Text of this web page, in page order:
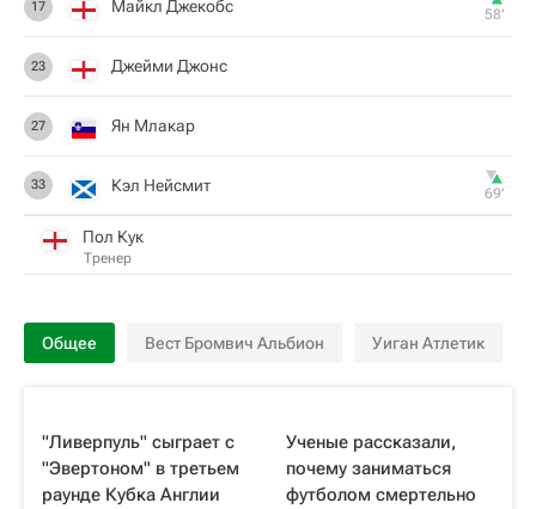
17 Майкл Джекобс 58‎’‎
23 Джейми Джонс
27 Ян Млакар
33 Кэл Нейсмит 69‎’‎
Пол Кук
Тренер
Общее Вест Бромвич Альбион Уиган Атлетик
"Ливерпуль" сыграет с
"Эвертоном" в третьем
раунде Кубка Англии
Ученые рассказали,
почему заниматься
футболом смертельно